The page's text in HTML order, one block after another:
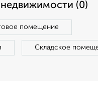
(0)
помещение
Складское